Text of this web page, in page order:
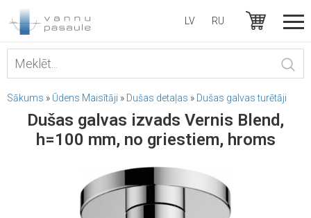
LV RU
Sākums » Ūdens Maisītāji » Dušas detaļas » Dušas galvas turētāji
Dušas galvas izvads Vernis Blend,
h=100 mm, no griestiem, hroms